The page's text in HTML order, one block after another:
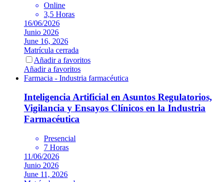
Online
3,5 Horas
16/06/2026
Junio 2026
June 16, 2026
Matrícula cerrada
Añadir a favoritos
Añadir a favoritos
Farmacia - Industria farmacéutica
Inteligencia Artificial en Asuntos Regulatorios,
Vigilancia y Ensayos Clínicos en la Industria
Farmacéutica
Presencial
7 Horas
11/06/2026
Junio 2026
June 11, 2026